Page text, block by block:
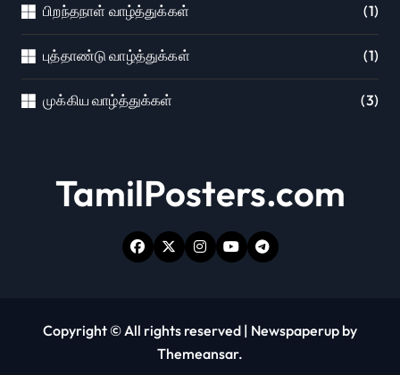
பிறந்தநாள் வாழ்த்துக்கள் (1)
புத்தாண்டு வாழ்த்துக்கள் (1)
முக்கிய வாழ்த்துக்கள் (3)
TamilPosters.com
Copyright © All rights reserved | Newspaperup by
Themeansar.